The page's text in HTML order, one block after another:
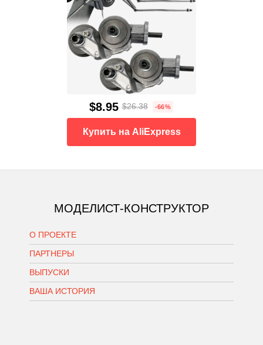
$8.95 $26.38 -66%
Купить на AliExpress
МОДЕЛИСТ-КОНСТРУКТОР
О ПРОЕКТЕ
ПАРТНЕРЫ
ВЫПУСКИ
ВАША ИСТОРИЯ